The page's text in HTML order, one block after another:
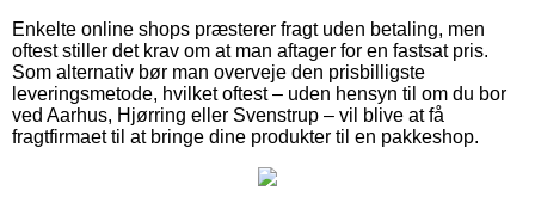
Enkelte online shops præsterer fragt uden betaling, men
oftest stiller det krav om at man aftager for en fastsat pris.
Som alternativ bør man overveje den prisbilligste
leveringsmetode, hvilket oftest – uden hensyn til om du bor
ved Aarhus, Hjørring eller Svenstrup – vil blive at få
fragtfirmaet til at bringe dine produkter til en pakkeshop.